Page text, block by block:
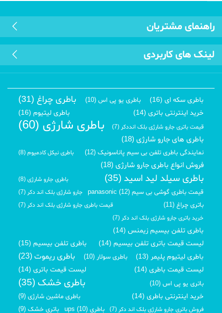
راهنمای مشتریان
لینک های کاربردی
باطری سکه ای (16) باطری یو پی اس (10) باطری چراغ (31)
خرید اینترنتی باتری (14) باطری لیتیوم (16)
قیمت باتری جارو شارژی بلک انددکر (7) باطری شارژی (60)
باطری های جارو شارژی (18)
نمایندگی باطری تلفن بی سیم پاناسونیک (12) باطری نیکل کادمیوم (8)
فروش انواع باطری جارو شارژی (18)
باطری سیلد لید اسید (35) باطری جارو شارژی (8)
قیمت باطری گوشی بی سیم panasonic (12) جارو شارژی بلک اند دکر (7)
باتری چراغ (11)
قیمت باطری جارو شارژی بلک اند دکر (7)
خرید باتری جارو شارژی بلک اند دکر (7)
باطری تلفن بیسیم زیمنس (14)
لیست قیمت باتری تلفن بیسیم (14)
باطری تلفن بیسیم (15)
باطری لیتیوم پلیمر (13)
باطری سولار (10) باطری ریموت (23)
لیست قیمت باطری (14) لیست قیمت باتری (14)
باتری یو پی اس (10) باطری خشک (35)
خرید اینترنتی باطری (14) باطری ماشین شارژی (9)
فروش باتری جارو شارژی بلک اند دکر (7) باطری ups (10) باتری خشک (9)